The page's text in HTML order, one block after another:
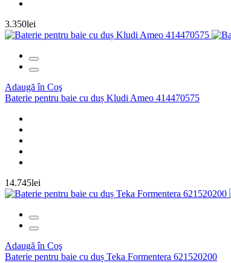
3.350lei
Adaugă în Coş
Baterie pentru baie cu duș Kludi Ameo 414470575
14.745lei
Adaugă în Coş
Baterie pentru baie cu duș Teka Formentera 621520200